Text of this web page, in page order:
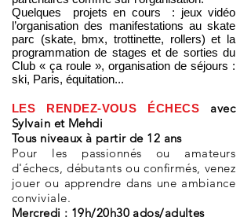
Quelques projets en cours : jeux vidéo
l’organisation des manifestations au skate
parc (skate, bmx, trottinette, rollers) et la
programmation de stages et de sorties du
Club « ça roule », organisation de séjours :
ski, Paris, équitation...
LES RENDEZ-VOUS ÉCHECS avec
Sylvain et Mehdi
Tous niveaux à partir de 12 ans
Pour les passionnés ou amateurs
d'échecs, débutants ou confirmés, venez
jouer ou apprendre dans une ambiance
conviviale.
Mercredi : 19h/20h30 ados/adultes